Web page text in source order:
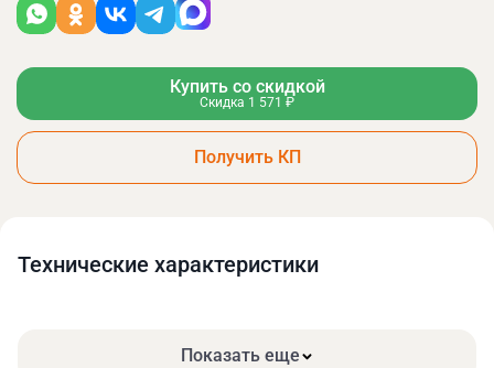
Купить со скидкой
Скидка 1 571 ₽
Получить КП
Технические xарактеристики
Показать еще